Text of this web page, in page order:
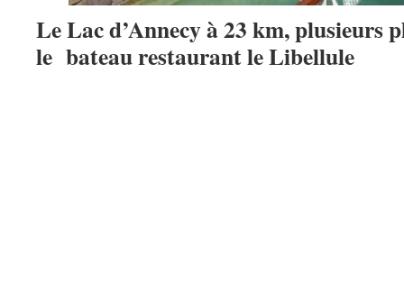
Le Lac d’Annecy à 23 km, plusieurs
le bateau restaurant le Libellule